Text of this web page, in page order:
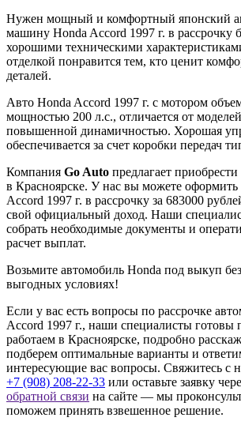
Нужен мощный и комфортный японский
машину Honda Accord 1997 г. в рассрочку
хорошими техническими
отделкой понравится тем, кто ценит
деталей.
Авто Honda Accord 1997 г. с мотором
мощностью 200 л.с., отличается от
повышенной динамичностью. Хорошая
обеспечивается за счет коробки передач
Компания Go Auto предлагает
в Красноярске. У нас вы можете оформить
Accord 1997 г. в рассрочку за 683000
свой официальный доход. Наши
собрать необходимые документы и
расчет выплат.
Возьмите автомобиль Honda под выкуп
выгодных условиях!
Если у вас есть вопросы по рассрочке
Accord 1997 г., наши специалисты
работаем в Красноярске, подробно
подберем оптимальные варианты и
интересующие вас вопросы. Свяжитесь с
+7 (908) 208-22-33 или оставьте заявку
обратной связи на сайте — мы
поможем принять взвешенное решение.